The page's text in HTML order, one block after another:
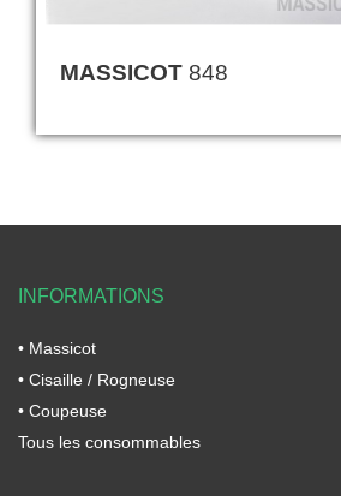
MASSICOT 848
INFORMATIONS
• Massicot
• Cisaille / Rogneuse
• Coupeuse
Tous les consommables